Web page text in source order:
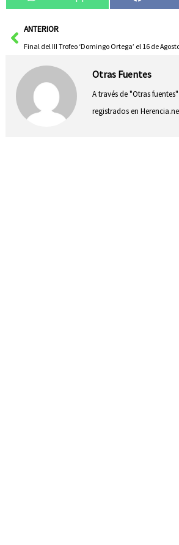
AntANTERIOR
Otras Fuentes
A través de "Otras
registrados en